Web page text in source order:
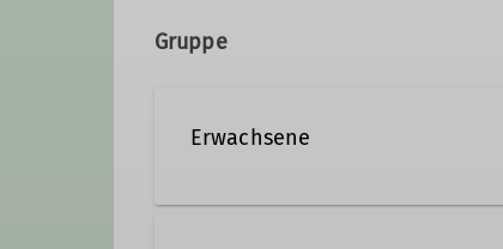
Programmlayout
Gruppe
Erwachsene